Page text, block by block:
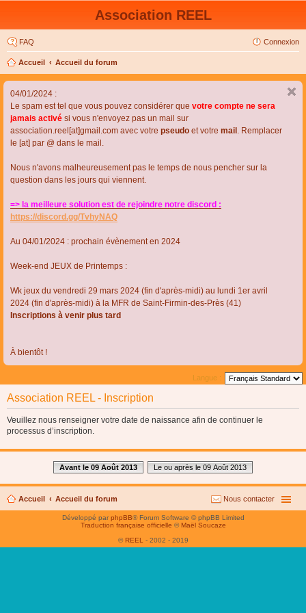
Association REEL
FAQ Connexion
Accueil Accueil du forum
04/01/2024 :
Le spam est tel que vous pouvez considérer que votre compte ne sera
jamais activé si vous n'envoyez pas un mail sur
association.reel[at]gmail.com avec votre pseudo et votre mail . Remplacer
le [at] par @ dans le mail.
Nous n'avons malheureusement pas le temps de nous pencher sur la
question dans les jours qui viennent.
=> la meilleure solution est de rejoindre notre discord :
https://discord.gg/TvhyNAQ
Au 04/01/2024 : prochain évènement en 2024
Week-end JEUX de Printemps :
Wk jeux du vendredi 29 mars 2024 (fin d'après-midi) au lundi 1er avril
2024 (fin d'après-midi) à la MFR de Saint-Firmin-des-Près (41)
Inscriptions à venir plus tard
À bientôt !
Langue :
Association REEL - Inscription
Veuillez nous renseigner votre date de naissance afin de continuer le
processus d’inscription.
Avant le 09 Août 2013 Le ou après le 09 Août 2013
Accueil Accueil du forum Nous contacter
Développé parphpBB® Forum Software © phpBB Limited
Traduction française officielle © Maël Soucaze
© REEL - 2002 - 2019